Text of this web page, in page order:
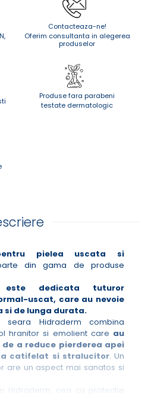
Contacteaza-ne!
Oferim consultanta in alegerea
produselor
Produse fara parabeni
testate dermatologic
pielea uscata si
din gama de produse
este dedicata tuturor
uscat, care au nevoie
si de lunga durata.
Hidraderm combina
hranitor si emolient care au
a reduce pierderea apei
catifelat si stralucitor. Un
are un aspect mai sanatos si
Hidraderm, cea cu protectie